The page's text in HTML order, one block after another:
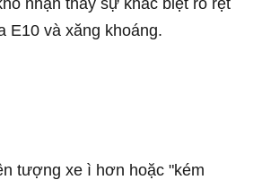
E10 và xăng khoáng.
tượng xe ì hơn hoặc "kém